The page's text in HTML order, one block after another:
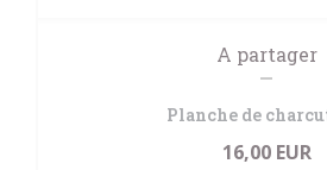
A partager
Planche de
16,00 EUR